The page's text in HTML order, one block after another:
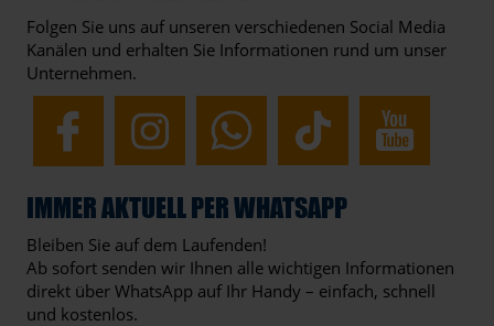
Folgen Sie uns auf unseren verschiedenen Social Media
Kanälen und erhalten Sie Informationen rund um unser
Unternehmen.
IMMER AKTUELL PER WHATSAPP
Bleiben Sie auf dem Laufenden!
Ab sofort senden wir Ihnen alle wichtigen Informationen
direkt über WhatsApp auf Ihr Handy – einfach, schnell
und kostenlos.